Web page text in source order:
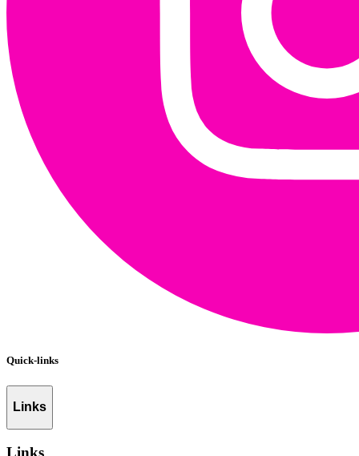
Quick-links
Links